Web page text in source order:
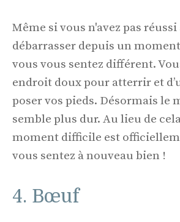
Même si vous n'avez pas réussi
débarrasser depuis un
vous vous sentez différent.
endroit doux pour atterrir et
poser vos pieds. Désormais le
semble plus dur. Au lieu de
moment difficile est
vous sentez à nouveau bien !
4. Bœuf